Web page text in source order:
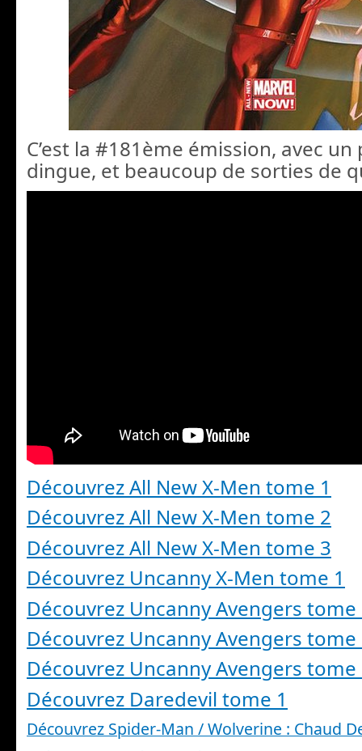
C’est la #181ème émission, avec
dingue, et beaucoup de sorties de
Découvrez All New X-Men tome 1
Découvrez All New X-Men tome 2
Découvrez All New X-Men tome 3
Découvrez Uncanny X-Men tome 1
Découvrez Uncanny Avengers tome
Découvrez Uncanny Avengers tome
Découvrez Uncanny Avengers tome
Découvrez Daredevil tome 1
Découvrez Spider-Man / Wolverine : Chaud